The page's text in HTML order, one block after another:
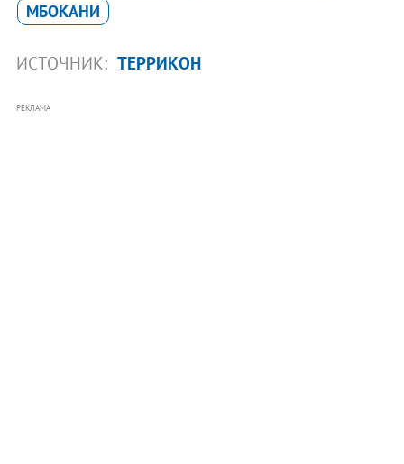
МБОКАНИ
ИСТОЧНИК: ТЕРРИКОН
РЕКЛАМА